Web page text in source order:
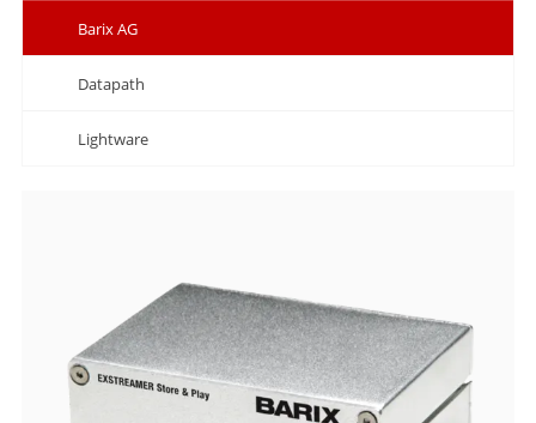
Barix AG
Datapath
Lightware